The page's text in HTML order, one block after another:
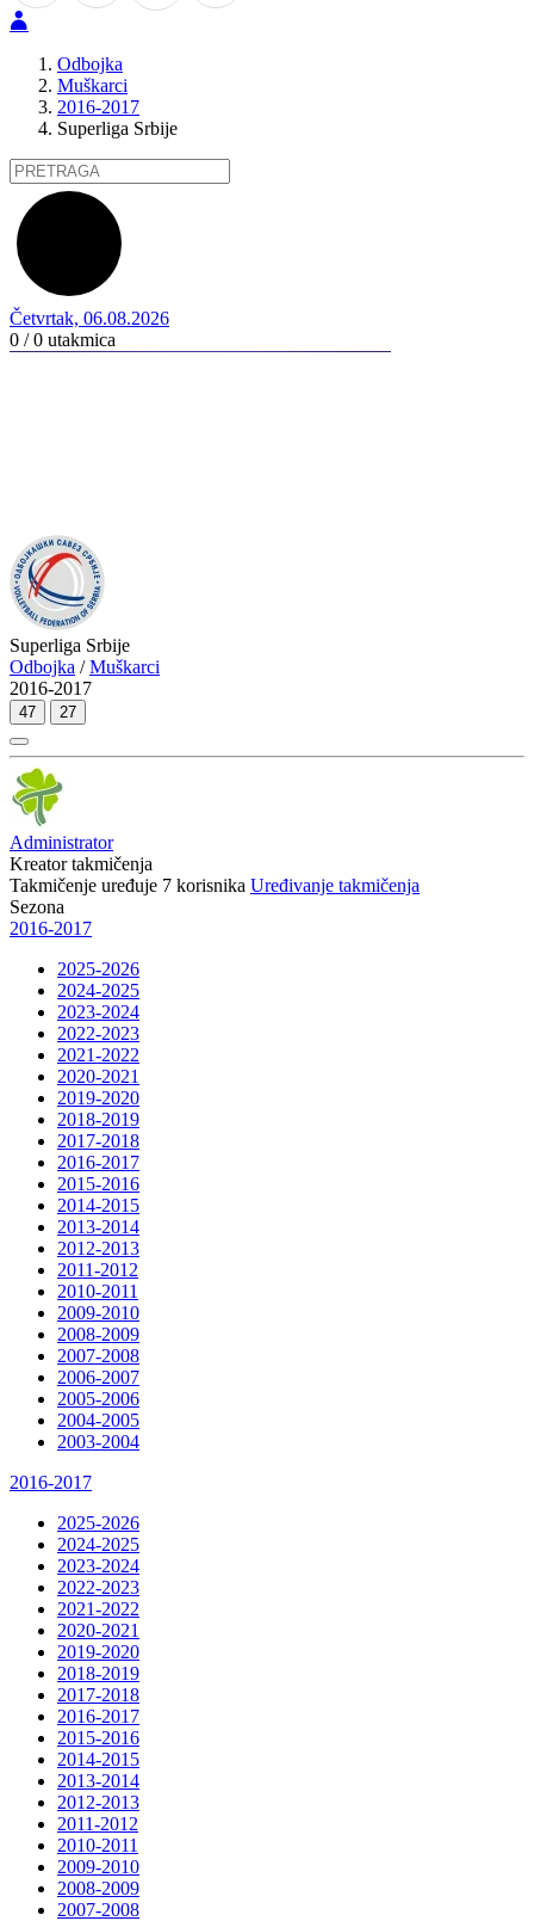
Odbojka
Muškarci
2016-2017
Superliga Srbije
Četvrtak, 06.08.2026
0 / 0 utakmica
Superliga Srbije
Odbojka /Muškarci
2016-2017
47 27
Administrator
Kreator takmičenja
Takmičenje uređuje 7 korisnika Uređivanje takmičenja
Sezona
2016-2017
2025-2026
2024-2025
2023-2024
2022-2023
2021-2022
2020-2021
2019-2020
2018-2019
2017-2018
2016-2017
2015-2016
2014-2015
2013-2014
2012-2013
2011-2012
2010-2011
2009-2010
2008-2009
2007-2008
2006-2007
2005-2006
2004-2005
2003-2004
2016-2017
2025-2026
2024-2025
2023-2024
2022-2023
2021-2022
2020-2021
2019-2020
2018-2019
2017-2018
2016-2017
2015-2016
2014-2015
2013-2014
2012-2013
2011-2012
2010-2011
2009-2010
2008-2009
2007-2008